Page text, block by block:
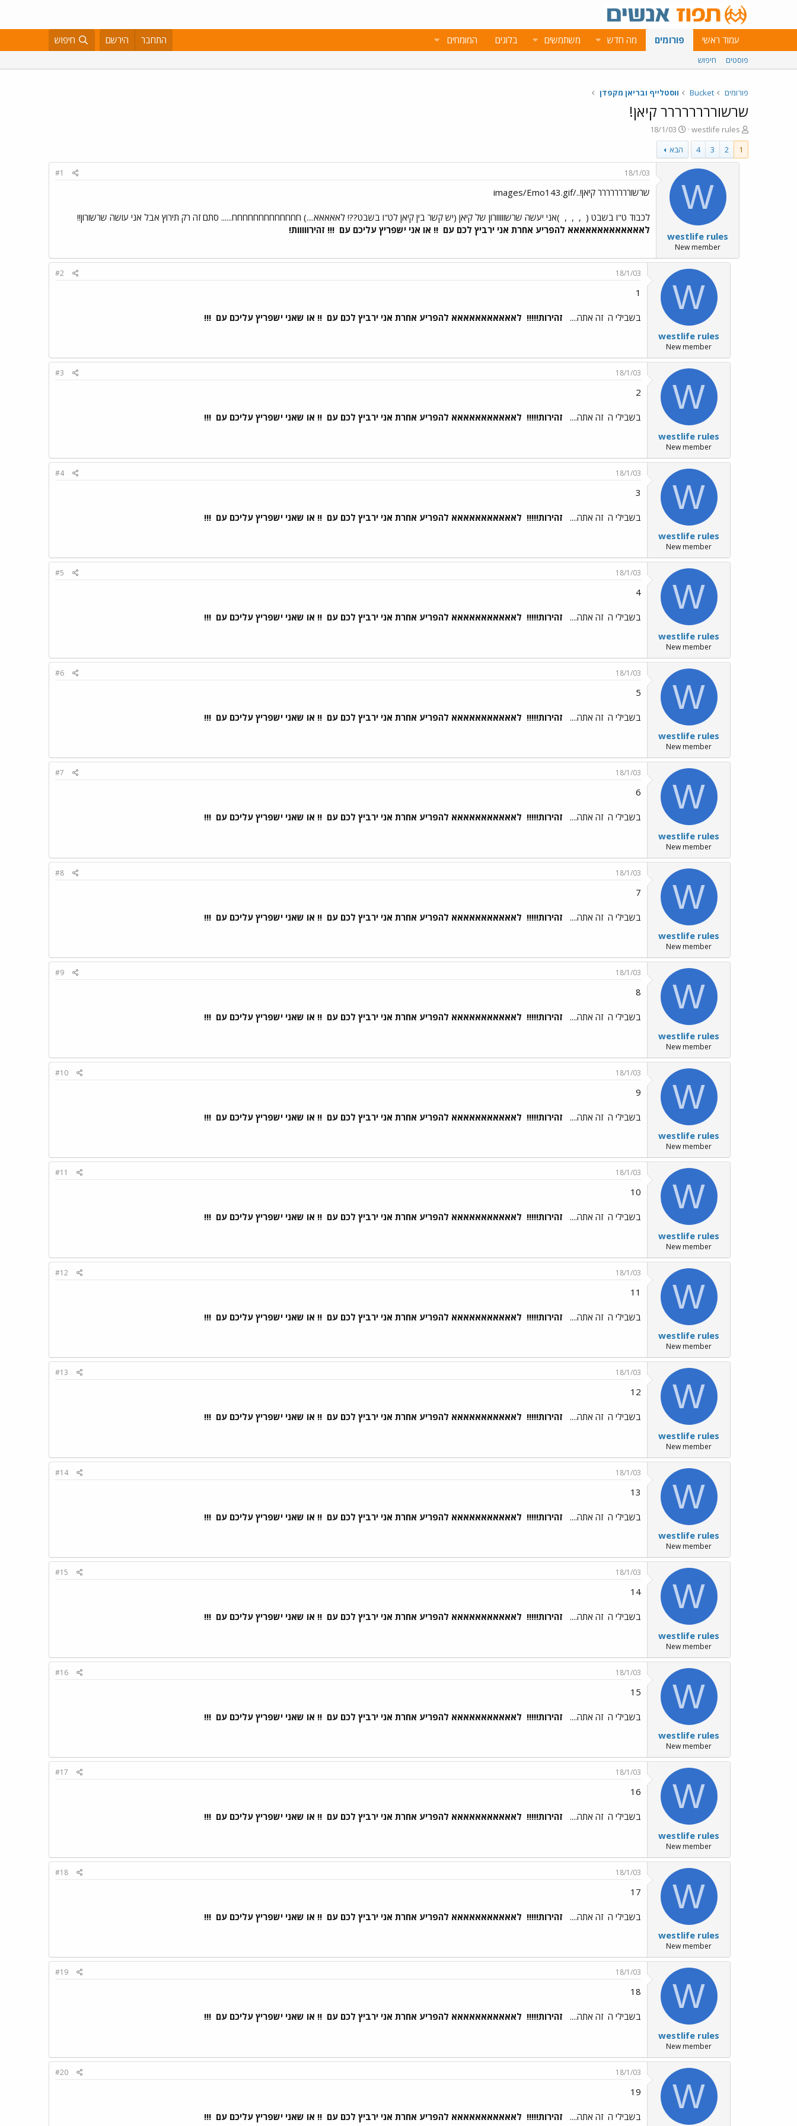
עמוד ראשי פורומים מה חדש משתמשים בלוגים המומחים התחבר הירשם חיפוש
פוסטים חיפוש
פורומים Bucket ווסטלייף ובריאן מקפדן
שרשורררררררר קיאן!
פ
ו
ת
ח
westlife rules
פ
ו
ר
ס
ב
ר
ך
18/1/03
1
2
3
4 הבא
W
westlife rules
New member
18/1/03
#1
שרשורררררררר קיאן!../images/Emo143.gif
לכבוד ט"ו בשבט ( ,
,
, )אני יעשה שרשווווורון של קיאן (יש קשר בין קיאן לט"ו בשבט??! לאאאאא....) חחחחחחחחחחחחח...... סתם זה רק תירוץ אבל אני עושה שרשורון!!
לאאאאאאאאאאאאא להפריע אחרת אני ירביץ לכם עם !! או אני ישפריץ עליכם עם !!! זהירווווות!
W
westlife rules
New member
18/1/03
#2
1
בשבילי ה זה אתה.... זהירות!!!!! לאאאאאאאאאאא להפריע אחרת אני ירביץ לכם עם !! או שאני ישפריץ עליכם עם !!!
W
westlife rules
New member
18/1/03
#3
2
בשבילי ה זה אתה.... זהירות!!!!! לאאאאאאאאאאא להפריע אחרת אני ירביץ לכם עם !! או שאני ישפריץ עליכם עם !!!
W
westlife rules
New member
18/1/03
#4
3
בשבילי ה זה אתה.... זהירות!!!!! לאאאאאאאאאאא להפריע אחרת אני ירביץ לכם עם !! או שאני ישפריץ עליכם עם !!!
W
westlife rules
New member
18/1/03
#5
4
בשבילי ה זה אתה.... זהירות!!!!! לאאאאאאאאאאא להפריע אחרת אני ירביץ לכם עם !! או שאני ישפריץ עליכם עם !!!
W
westlife rules
New member
18/1/03
#6
5
בשבילי ה זה אתה.... זהירות!!!!! לאאאאאאאאאאא להפריע אחרת אני ירביץ לכם עם !! או שאני ישפריץ עליכם עם !!!
W
westlife rules
New member
18/1/03
#7
6
בשבילי ה זה אתה.... זהירות!!!!! לאאאאאאאאאאא להפריע אחרת אני ירביץ לכם עם !! או שאני ישפריץ עליכם עם !!!
W
westlife rules
New member
18/1/03
#8
7
בשבילי ה זה אתה.... זהירות!!!!! לאאאאאאאאאאא להפריע אחרת אני ירביץ לכם עם !! או שאני ישפריץ עליכם עם !!!
W
westlife rules
New member
18/1/03
#9
8
בשבילי ה זה אתה.... זהירות!!!!! לאאאאאאאאאאא להפריע אחרת אני ירביץ לכם עם !! או שאני ישפריץ עליכם עם !!!
W
westlife rules
New member
18/1/03
#10
9
בשבילי ה זה אתה.... זהירות!!!!! לאאאאאאאאאאא להפריע אחרת אני ירביץ לכם עם !! או שאני ישפריץ עליכם עם !!!
W
westlife rules
New member
18/1/03
#11
10
בשבילי ה זה אתה.... זהירות!!!!! לאאאאאאאאאאא להפריע אחרת אני ירביץ לכם עם !! או שאני ישפריץ עליכם עם !!!
W
westlife rules
New member
18/1/03
#12
11
בשבילי ה זה אתה.... זהירות!!!!! לאאאאאאאאאאא להפריע אחרת אני ירביץ לכם עם !! או שאני ישפריץ עליכם עם !!!
W
westlife rules
New member
18/1/03
#13
12
בשבילי ה זה אתה.... זהירות!!!!! לאאאאאאאאאאא להפריע אחרת אני ירביץ לכם עם !! או שאני ישפריץ עליכם עם !!!
W
westlife rules
New member
18/1/03
#14
13
בשבילי ה זה אתה.... זהירות!!!!! לאאאאאאאאאאא להפריע אחרת אני ירביץ לכם עם !! או שאני ישפריץ עליכם עם !!!
W
westlife rules
New member
18/1/03
#15
14
בשבילי ה זה אתה.... זהירות!!!!! לאאאאאאאאאאא להפריע אחרת אני ירביץ לכם עם !! או שאני ישפריץ עליכם עם !!!
W
westlife rules
New member
18/1/03
#16
15
בשבילי ה זה אתה.... זהירות!!!!! לאאאאאאאאאאא להפריע אחרת אני ירביץ לכם עם !! או שאני ישפריץ עליכם עם !!!
W
westlife rules
New member
18/1/03
#17
16
בשבילי ה זה אתה.... זהירות!!!!! לאאאאאאאאאאא להפריע אחרת אני ירביץ לכם עם !! או שאני ישפריץ עליכם עם !!!
W
westlife rules
New member
18/1/03
#18
17
בשבילי ה זה אתה.... זהירות!!!!! לאאאאאאאאאאא להפריע אחרת אני ירביץ לכם עם !! או שאני ישפריץ עליכם עם !!!
W
westlife rules
New member
18/1/03
#19
18
בשבילי ה זה אתה.... זהירות!!!!! לאאאאאאאאאאא להפריע אחרת אני ירביץ לכם עם !! או שאני ישפריץ עליכם עם !!!
W
18/1/03
#20
19
בשבילי ה זה אתה.... זהירות!!!!! לאאאאאאאאאאא להפריע אחרת אני ירביץ לכם עם !! או שאני ישפריץ עליכם עם !!!